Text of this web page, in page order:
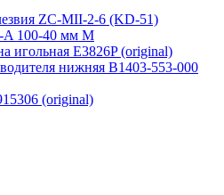
ZC-MII-2-6 (KD-51)
A 100-40 мм M
игольная E3826P (original)
нижняя B1403-553-000
(original)